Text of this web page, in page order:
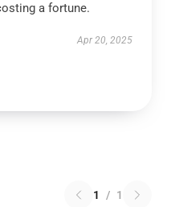
a fortune.
Apr 20, 2025
1 / 1